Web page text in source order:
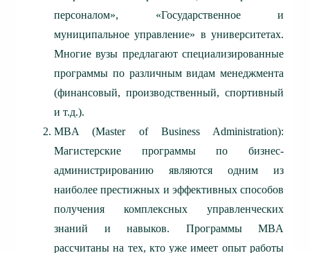
персоналом», «Государственное и
муниципальное управление» в университетах.
Многие вузы предлагают специализированные
программы по различным видам менеджмента
(финансовый, производственный, спортивный
и т.д.).
MBA (Master of Business Administration):
Магистерские программы по бизнес-
администрированию являются одним из
наиболее престижных и эффективных способов
получения комплексных управленческих
знаний и навыков. Программы MBA
рассчитаны на тех, кто уже имеет опыт работы